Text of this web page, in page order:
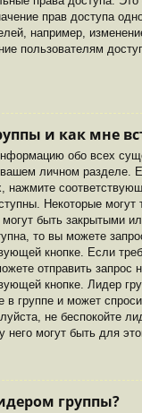
прав доступа
например,
пользователям
и как мне
обо всех
личном разделе.
нажмите
Некоторые могут
быть закрытыми
то вы можете
кнопке. Если
отправить запрос
кнопке. Лидер
в группе и может
не беспокойте
него могут быть для
группы?